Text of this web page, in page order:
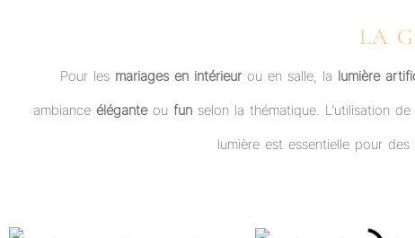
LA
Pour les mariages en intérieurou en salle, la lumière
ambiance éléganteou funselon la thématique. L’utilisation de
lumière est essentielle pour des